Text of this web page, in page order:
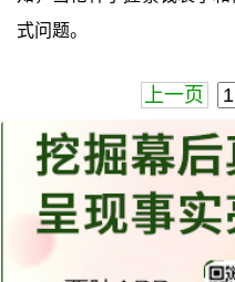
式问题。
上一页